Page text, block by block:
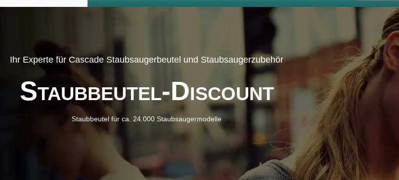
Ihr Experte für Cascade Staubsaugerbeutel und Staubsaugerzubehör
Staubbeutel-Discount
Staubbeutel für ca. 24.000 Staubsaugermodelle